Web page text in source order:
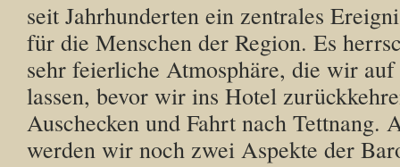
seit Jahrhunderten ein zentrales
für die Menschen der Region. Es
sehr feierliche Atmosphäre, die wir
lassen, bevor wir ins Hotel
Auschecken und Fahrt nach Tettnang.
werden wir noch zwei Aspekte der